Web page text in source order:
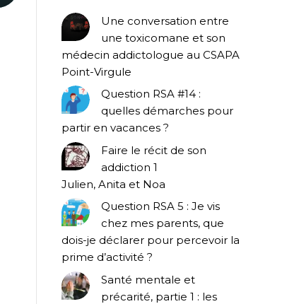
Une conversation entre
une toxicomane et son
médecin addictologue au CSAPA
Point-Virgule
Question RSA #14 :
quelles démarches pour
partir en vacances ?
Faire le récit de son
addiction 1
Julien, Anita et Noa
Question RSA 5 : Je vis
chez mes parents, que
dois-je déclarer pour percevoir la
prime d’activité ?
Santé mentale et
précarité, partie 1 : les